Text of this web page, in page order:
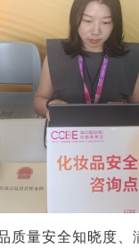
量安全知晓度、